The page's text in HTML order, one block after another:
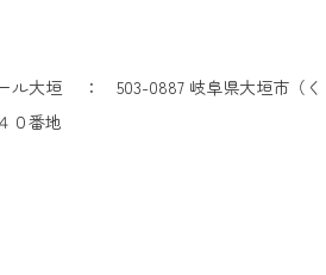
ル大垣 ： 503-0887 岐阜県大垣市（く
０番地